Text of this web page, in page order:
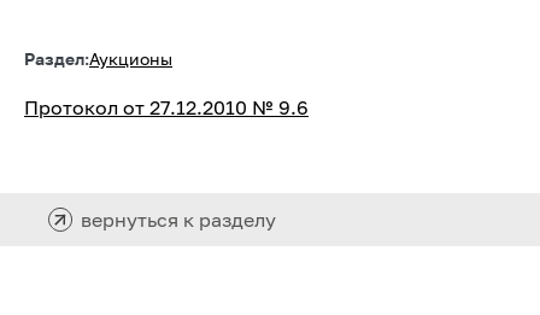
Раздел:Аукционы
Протокол от 27.12.2010 № 9.6
вернуться к разделу